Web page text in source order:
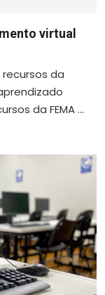
virtual
da
da FEMA ...